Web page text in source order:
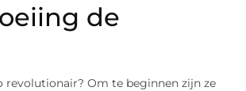
de
revolutionair? Om te beginnen zijn ze